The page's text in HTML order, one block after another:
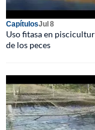
CapítulosJul 8
Uso fitasa en
de los peces